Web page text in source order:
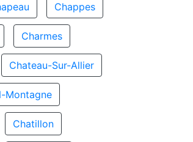
Chappes
Charmes
Chateau-Sur-Allier
Montagne
Chatillon